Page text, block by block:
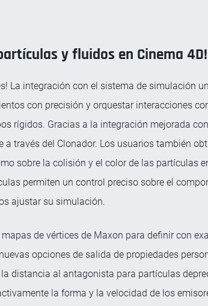
y fluidos en Cinema 4D!
La integración con el sistema de simulación
con precisión y orquestar interacciones
rígidos. Gracias a la integración mejorada
través del Clonador. Los usuarios también
sobre la colisión y el color de las partículas
permiten un control preciso sobre el
ajustar su simulación.
de vértices de Maxon para definir con
opciones de salida de propiedades
distancia al antagonista para partículas
la forma y la velocidad de los